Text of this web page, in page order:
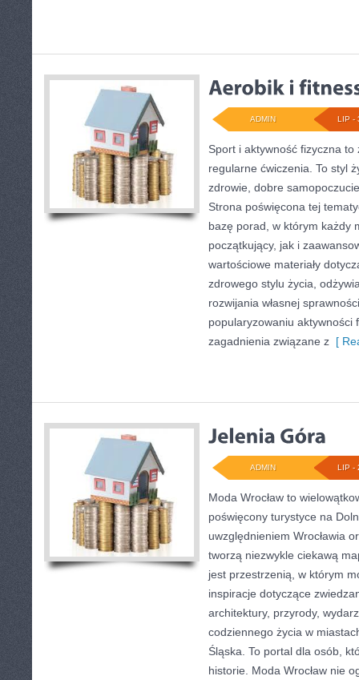
LIP -
ADMIN
Sport i aktywność fizyczna
regularne ćwiczenia. To styl
zdrowie, dobre
Strona poświęcona tej
bazę porad, w którym każdy
początkujący, jak i
wartościowe materiały
zdrowego stylu życia,
rozwijania własnej
popularyzowaniu aktywności
zagadnienia związane z [
LIP -
ADMIN
Moda Wrocław to
poświęcony turystyce na
uwzględnieniem Wrocławia
tworzą niezwykle ciekawą
jest przestrzenią, w którym
inspiracje dotyczące
architektury, przyrody,
codziennego życia w
Śląska. To portal dla osób,
historie. Moda Wrocław nie